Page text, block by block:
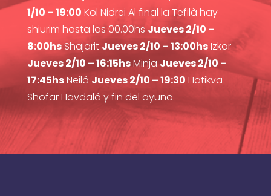
1/10 – 19:00 Kol Nidrei Al final la Tefilà hay
shiurim hasta las 00.00hsJueves 2/10 –
8:00hsShajarit Jueves 2/10 – 13:00hsIzkor
Jueves 2/10 – 16:15hsMinja Jueves 2/10 –
17:45hsNeilá Jueves 2/10 – 19:30 Hatikva
Shofar Havdalá y fin del ayuno.